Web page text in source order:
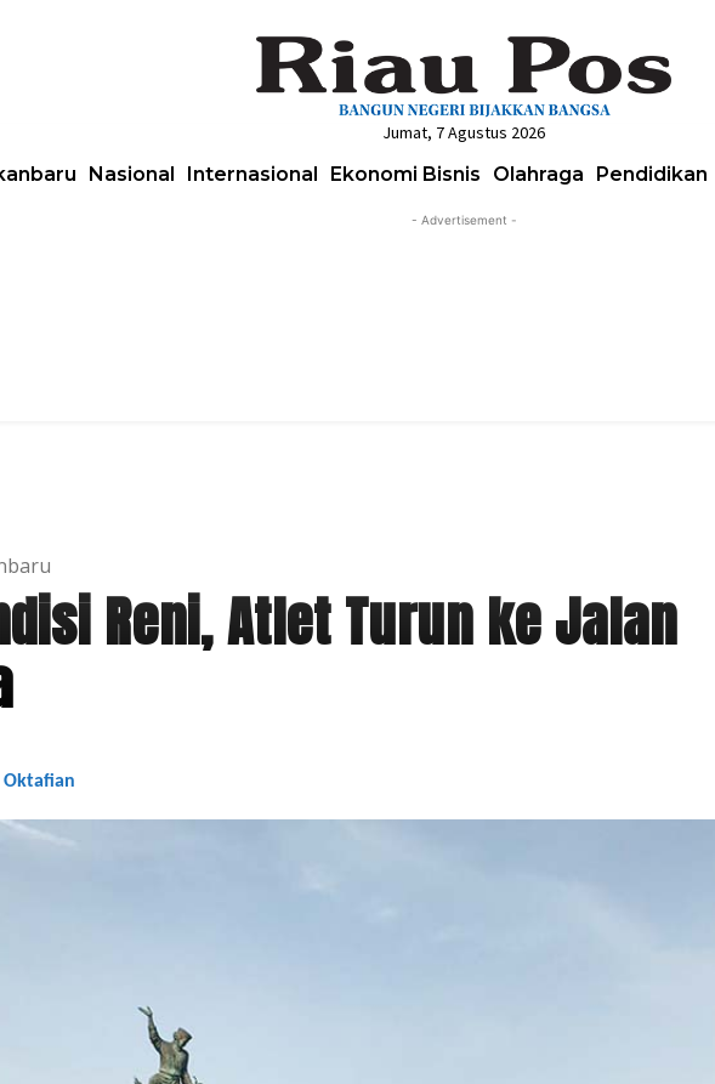
Jumat, 7 Agustus 2026
Nasional Internasional Ekonomi Bisnis Olahraga Pendidikan
- Advertisement -
Reni, Atlet Turun ke Jalan